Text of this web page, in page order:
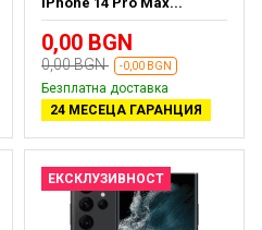
0,00 BGN
0,00 BGN -0,00 BGN
Безплатна доставка
24 МЕСЕЦА ГАРАНЦИЯ
ЕКСКЛУЗИВНОСТ